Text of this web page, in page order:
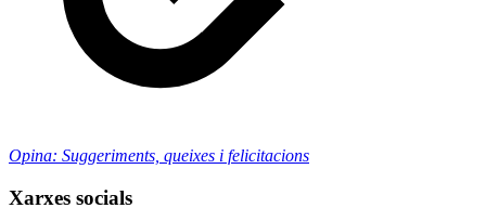
Opina: Suggeriments, queixes i felicitacions
Xarxes socials